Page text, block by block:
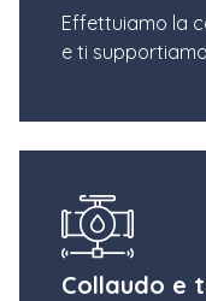
Effettuiamo la
e ti
Collaudo e